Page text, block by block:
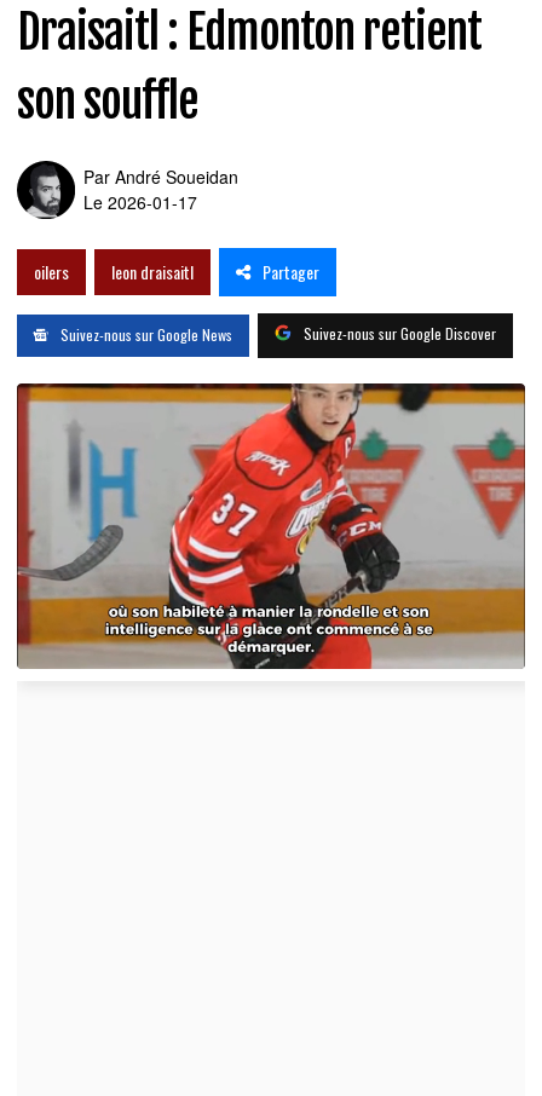
Draisaitl : Edmonton retient
son souffle
Par André Soueidan
Le 2026-01-17
oilers leon draisaitl Partager
Suivez-nous sur Google News Suivez-nous sur Google Discover